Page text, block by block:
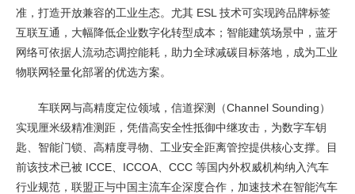
准，打造开放兼容的工业生态。尤其 ESL 技术可实现跨品牌标签
互联互通，大幅降低企业数字化转型成本；智能建筑场景中，蓝牙
网络可依据人流动态调控能耗，助力全球减碳目标落地，成为工业
物联网轻量化部署的优选方案。
车联网与高精度定位领域，信道探测（Channel Sounding）
实现厘米级精准测距，凭借高安全性抵御中继攻击，为数字车钥
匙、智能门锁、高精度寻物、工业安全距离管控提供核心支撑。目
前该技术已被 ICCE、ICCOA、CCC 等国内外权威机构纳入汽车
行业规范，联盟正与中国主流车企深度合作，加速技术在智能汽车